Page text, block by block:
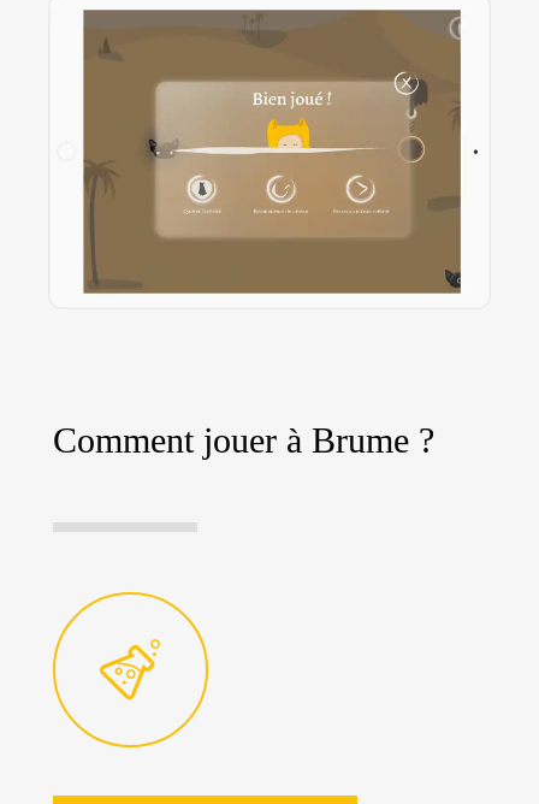
Comment jouer à Brume ?